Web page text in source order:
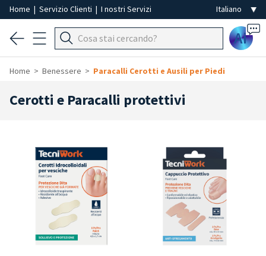
Home | Servizio Clienti | I nostri Servizi
Ai
Home Benessere Paracalli Cerotti e Ausili per Piedi
Cerotti e Paracalli protettivi